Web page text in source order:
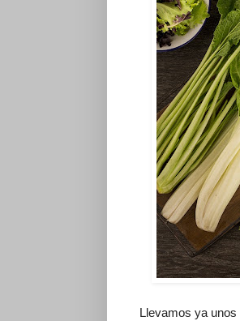
Llevamos ya